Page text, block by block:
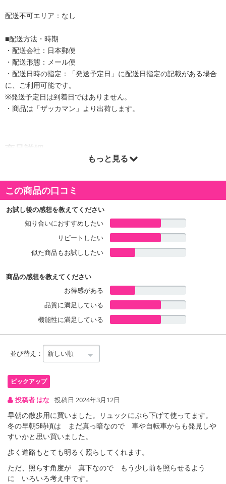
配送不可エリア：なし
■配送方法・時期
・配送会社：日本郵便
・配送形態：メール便
・配送日時の指定：「発送予定日」に配送日指定の記載がある場合
に、ご利用可能です。
※発送予定日は到着日ではありません。
・商品は「ザッカマン」より出荷します。
商品詳細
もっと見る
この商品の口コミ
お試し後の感想を教えてください
知り合いにおすすめしたい
リピートしたい
似た商品もお試ししたい
商品の感想を教えてください
お得感がある
品質に満足している
機能性に満足している
並び替え：
投稿者 はな 投稿日 2024年3月12日
早朝の散歩用に買いました。リュックにぶら下げて使ってます。
冬の早朝5時頃は まだ真っ暗なので 車や自転車からも発見しや
すいかと思い買いました。
歩く道路もとても明るく照らしてくれます。
ただ、照らす角度が 真下なので もう少し前を照らせるよう
に いろいろ考え中です。